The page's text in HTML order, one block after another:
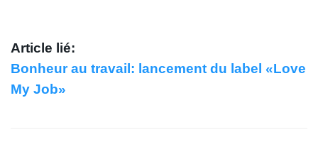
Article lié:
Bonheur au travail: lancement du label «Love
My Job»